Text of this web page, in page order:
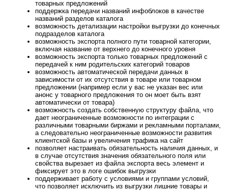
товарных предложений
поддержка передачи названий инфоблоков в качестве
названий разделов каталога
возможность детализации настройки выгрузки до конечных
подразделов каталога
возможность экспорта полного пути товарной категории,
включая название от верхнего до конечного уровня
возможность экспорта только товарных предложений с
передачей к ним родительских категорий товаров
возможность автоматической передачи данных в
зависимости от их отсутствия в товаре или товарном
предложении (например если у вас не указан вес или
анонс у товарного предложения то он моет быть взят
автоматически от товара)
возможность создать собственную структуру файла, что
дает неограниченные возможности по интеграции с
различными товарными биржами и рекламными порталами,
а следовательно неограниченные возможности развития
клиентской базы и увеличения трафика на сайт
позволяет настраивать обязательность наличия данных, и
в случае отсутствия значения обязательного поля или
свойства вырезает из файла экспорта весь элемент и
фиксирует это в логе ошибок выгрузки
поддерживает работу с условиями и группами условий,
что позволяет исключить из выгрузки лишние товары и